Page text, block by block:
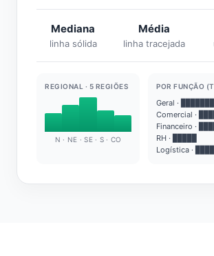
Mediana
linha sólida
Média
linha tracejada
REGIONAL · 5 REGIÕES
N · NE · SE · S · CO
POR FUNÇÃO
Geral · ████████
Comercial ·
Financeiro ·
RH · █████
Logística · ████